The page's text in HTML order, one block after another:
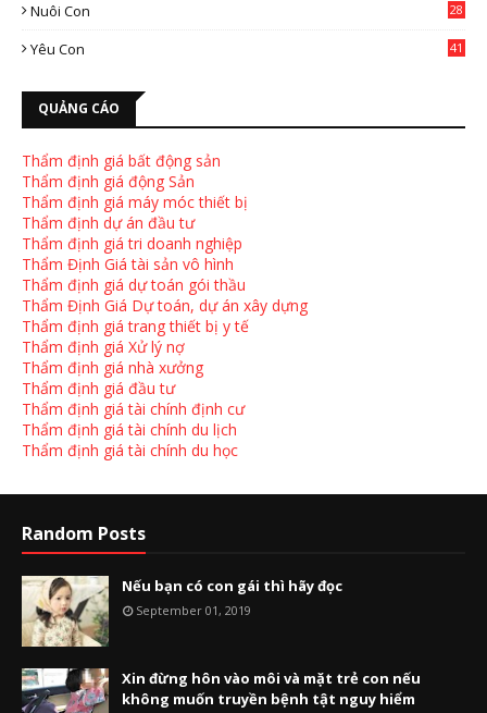
Nuôi Con
28
Yêu Con
41
QUẢNG CÁO
Thẩm định giá bất động sản
Thẩm định giá động Sản
Thẩm định giá máy móc thiết bị
Thẩm định dự án đầu tư
Thẩm định giá tri doanh nghiệp
Thẩm Định Giá tài sản vô hình
Thẩm định giá dự toán gói thầu
Thẩm Định Giá Dự toán, dự án xây dựng
Thẩm định giá trang thiết bị y tế
Thẩm định giá Xử lý nợ
Thẩm định giá nhà xưởng
Thẩm định giá đầu tư
Thẩm định giá tài chính định cư
Thẩm định giá tài chính du lịch
Thẩm định giá tài chính du học
Random Posts
Nếu bạn có con gái thì hãy đọc
September 01, 2019
Xin đừng hôn vào môi và mặt trẻ con nếu
không muốn truyền bệnh tật nguy hiểm